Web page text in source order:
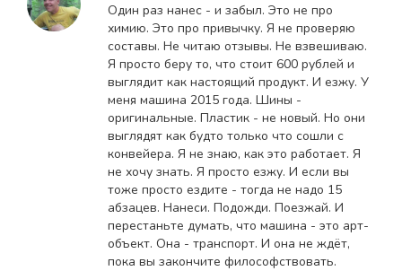
Один раз нанес - и забыл. Это не про
химию. Это про привычку. Я не проверяю
составы. Не читаю отзывы. Не взвешиваю.
Я просто беру то, что стоит 600 рублей и
выглядит как настоящий продукт. И езжу. У
меня машина 2015 года. Шины -
оригинальные. Пластик - не новый. Но они
выглядят как будто только что сошли с
конвейера. Я не знаю, как это работает. Я
не хочу знать. Я просто езжу. И если вы
тоже просто ездите - тогда не надо 15
абзацев. Нанеси. Подожди. Поезжай. И
перестаньте думать, что машина - это арт-
объект. Она - транспорт. И она не ждёт,
пока вы закончите философствовать.